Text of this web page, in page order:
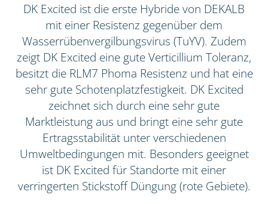
DK Excited ist die erste Hybride von DEKALB
mit einer Resistenz gegenüber dem
Wasserrübenvergilbungsvirus (TuYV). Zudem
zeigt DK Excited eine gute Verticillium Toleranz,
besitzt die RLM7 Phoma Resistenz und hat eine
sehr gute Schotenplatzfestigkeit. DK Excited
zeichnet sich durch eine sehr gute
Marktleistung aus und bringt eine sehr gute
Ertragsstabilität unter verschiedenen
Umweltbedingungen mit. Besonders geeignet
ist DK Excited für Standorte mit einer
verringerten Stickstoff Düngung (rote Gebiete).